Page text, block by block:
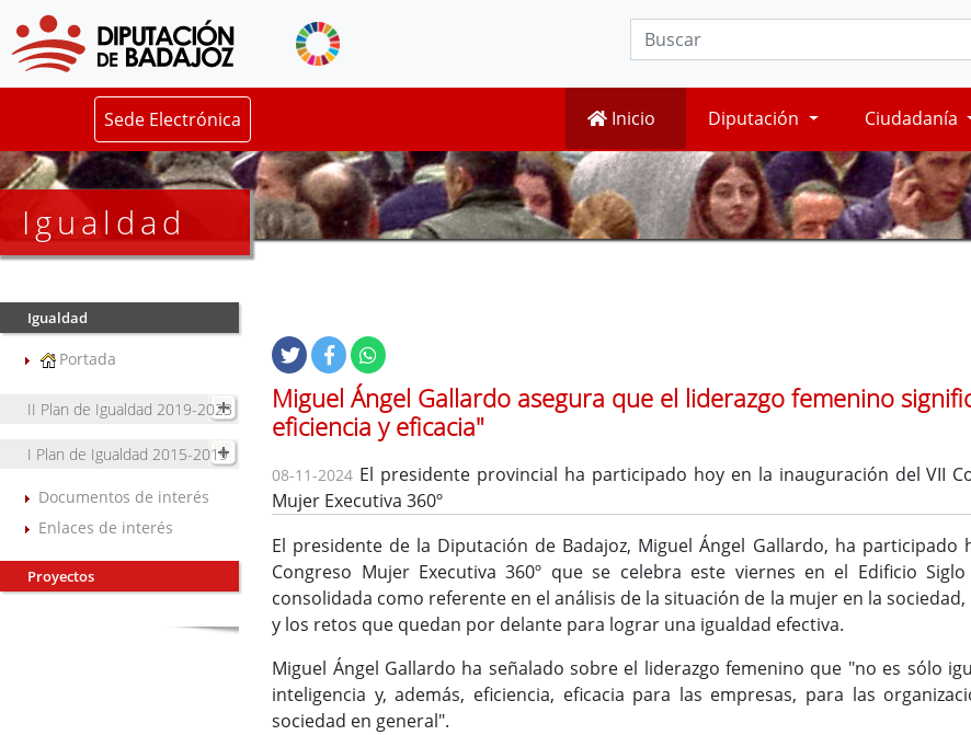
Sede Electrónica Inicio Diputación Ciudadanía
Igualdad
Igualdad
Portada
II Plan de Igualdad 2019-2023
I Plan de Igualdad 2015-2019
Documentos de interés
Enlaces de interés
Proyectos
Miguel Ángel Gallardo asegura que el liderazgo femenino
eficiencia y eficacia"
08-11-2024 El presidente provincial ha participado hoy en la inauguración del VII
Mujer Executiva 360º
El presidente de la Diputación de Badajoz, Miguel Ángel Gallardo, ha participado
Congreso Mujer Executiva 360º que se celebra este viernes en el Edificio
consolidada como referente en el análisis de la situación de la mujer en la
y los retos que quedan por delante para lograr una igualdad efectiva.
Miguel Ángel Gallardo ha señalado sobre el liderazgo femenino que "no es sólo
inteligencia y, además, eficiencia, eficacia para las empresas, para las
sociedad en general".